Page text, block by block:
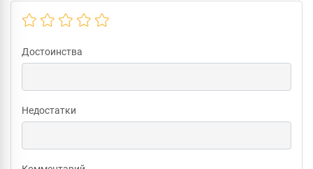
Достоинства
Недостатки